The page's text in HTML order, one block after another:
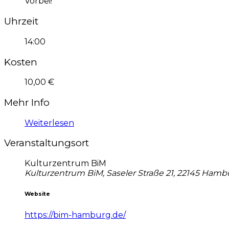
Uhrzeit
14:00
Kosten
10,00 €
Mehr Info
Weiterlesen
Veranstaltungsort
Kulturzentrum BiM
Kulturzentrum BiM, Saseler Straße 21, 22145
Website
https://bim-hamburg.de/